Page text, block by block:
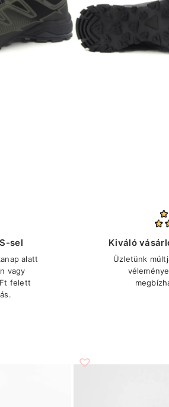
sel
alatt
vagy
felett
Kiváló
Üzletünk